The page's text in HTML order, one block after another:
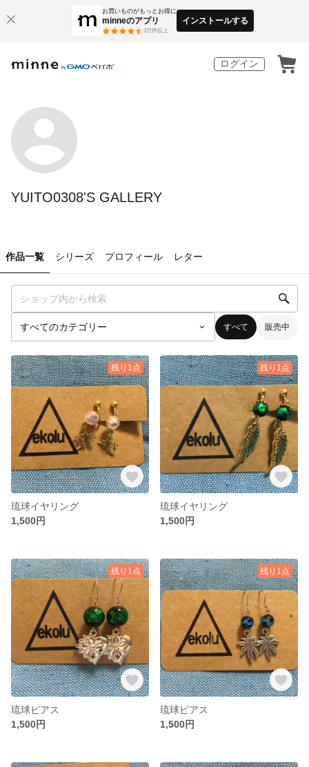
お買いものがもっとお得に
minneのアプリ
3万件以上
インストールする
ログイン
YUITO0308'S GALLERY
作品一覧 シリーズ プロフィール レター
すべて 販売中
残り1点
琉球イヤリング
1,500円
残り1点
琉球イヤリング
1,500円
残り1点
琉球ピアス
1,500円
残り1点
琉球ピアス
1,500円